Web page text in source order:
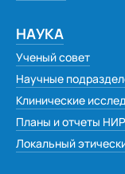
НАУКА
Ученый совет
Научные
Клинические
Планы и отчеты НИР
Локальный